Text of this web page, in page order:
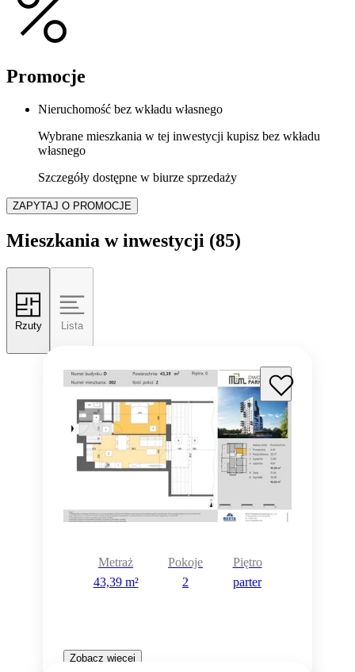
Promocje
Nieruchomość bez wkładu własnego
Wybrane mieszkania w tej inwestycji kupisz bez wkładu
własnego
Szczegóły dostępne w biurze sprzedaży
ZAPYTAJ O PROMOCJE
Mieszkania w inwestycji (85)
Rzuty Lista
Metraż
43,39 m²
Pokoje
2
Piętro
parter
Zobacz więcej